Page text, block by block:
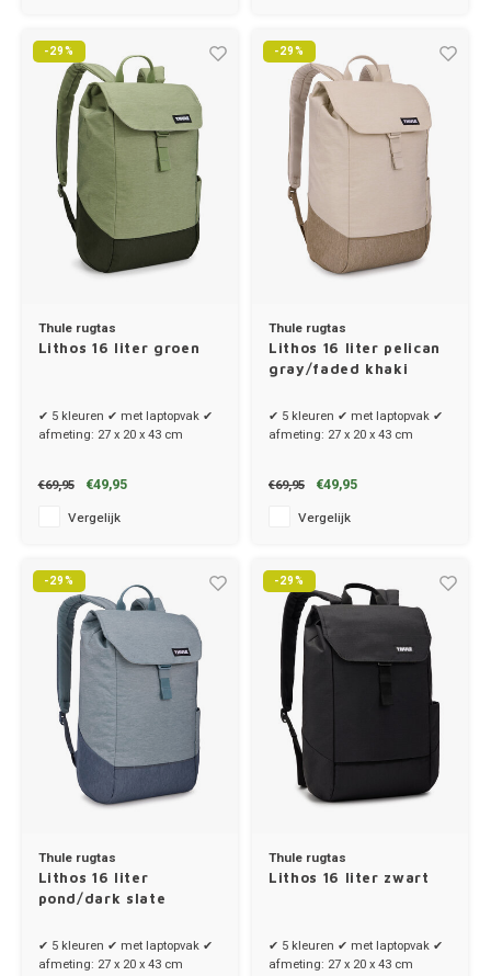
-29%
Thule rugtas
Lithos 16 liter groen
✔ 5 kleuren ✔ met laptopvak ✔
afmeting: 27 x 20 x 43 cm
€69,95 €49,95
Vergelijk
-29%
Thule rugtas
Lithos 16 liter pelican
gray/faded khaki
✔ 5 kleuren ✔ met laptopvak ✔
afmeting: 27 x 20 x 43 cm
€69,95 €49,95
Vergelijk
-29%
Thule rugtas
Lithos 16 liter
pond/dark slate
✔ 5 kleuren ✔ met laptopvak ✔
afmeting: 27 x 20 x 43 cm
-29%
Thule rugtas
Lithos 16 liter zwart
✔ 5 kleuren ✔ met laptopvak ✔
afmeting: 27 x 20 x 43 cm